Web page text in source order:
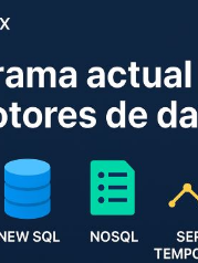
RDBMS,
NoSQL,
series
temporales,
grafos
grafos
y
su
lugar
en